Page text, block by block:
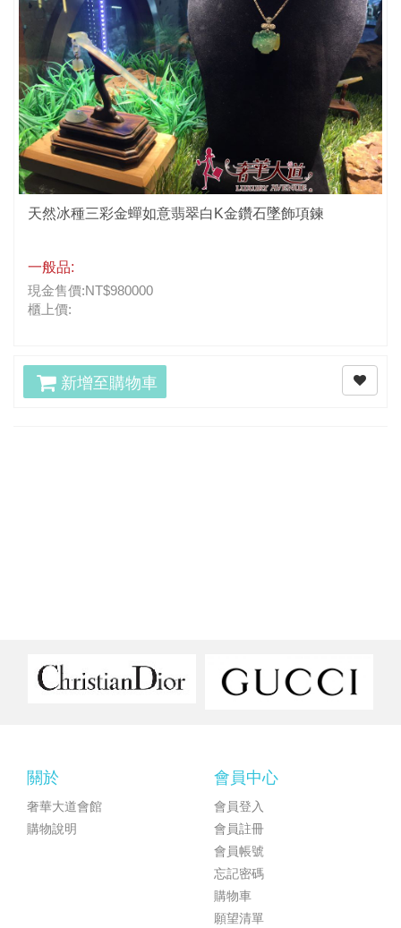
天然冰種三彩金蟬如意翡翠白K金鑽石墜飾項鍊
一般品:
現金售價:NT$980000
櫃上價:
新增至購物車
關於
奢華大道會館
購物說明
會員中心
會員登入
會員註冊
會員帳號
忘記密碼
購物車
願望清單